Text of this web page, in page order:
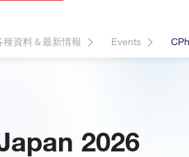
種資料＆最新情報 Events
2026